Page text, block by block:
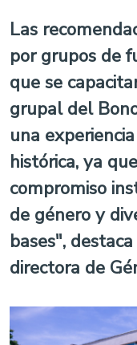
Las
por grupos de
que se
grupal del
una
histórica, ya
compromiso
de género y
bases",
directora de